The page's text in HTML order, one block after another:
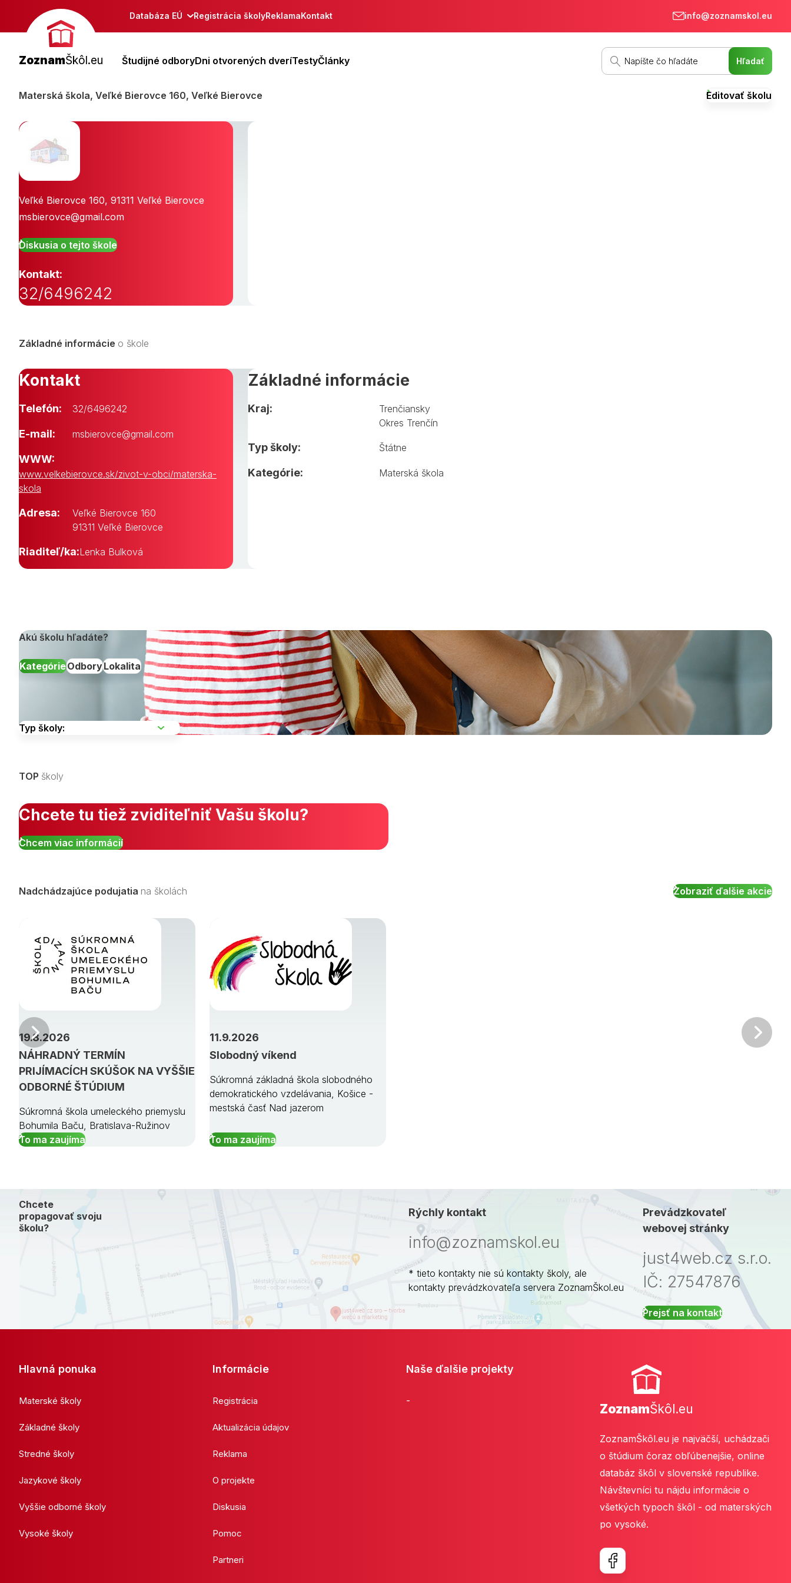
Databáza EÚ Registrácia školyReklamaKontakt info@zoznamskol.eu
ZoznamŠkôl.eu Študijné odboryDni otvorených dveríTestyČlánky
Materská škola, Veľké Bierovce 160, Veľké Bierovce Editovať školu
Veľké Bierovce 160, 91311 Veľké Bierovce
msbierovce@gmail.com
Diskusia o tejto škole
Kontakt:
32/6496242
Základné informácie o škole
Kontakt
Telefón: 32/6496242
E-mail: msbierovce@gmail.com
WWW:
www.velkebierovce.sk/zivot-v-obci/materska-
skola
Adresa:
Veľké Bierovce 160
91311 Veľké Bierovce
Riaditeľ/ka:Lenka Bulková
Základné informácie
Kraj:
Trenčiansky
Okres Trenčín
Typ školy: Štátne
Kategórie: Materská škola
Akú školu hľadáte?
KategórieOdboryLokalita
TOP školy
Chcete tu tiež zviditeľniť Vašu školu?
Chcem viac informácií
Nadchádzajúce podujatia na školách Zobraziť ďalšie akcie
NÁHRADNÝ TERMÍN
PRIJÍMACÍCH SKÚŠOK NA VYŠŠIE
ODBORNÉ ŠTÚDIUM
19.8.2026
Súkromná škola umeleckého priemyslu
Bohumila Baču, Bratislava-Ružinov
To ma zaujíma
Slobodný víkend
11.9.2026
Súkromná základná škola slobodného
demokratického vzdelávania, Košice -
mestská časť Nad jazerom
To ma zaujíma
Predchádzajúci
Chcete
propagovať svoju
školu?
Rýchly kontakt
info@zoznamskol.eu
* tieto kontakty nie sú kontakty školy, ale
kontakty prevádzkovateľa servera ZoznamŠkol.eu
Prevádzkovateľ
webovej stránky
just4web.cz s.r.o.
IČ: 27547876
Prejsť na kontakt
Hlavná ponuka
Materské školy
Základné školy
Stredné školy
Jazykové školy
Vyššie odborné školy
Vysoké školy
Informácie
Registrácia
Aktualizácia údajov
Reklama
O projekte
Diskusia
Pomoc
Partneri
Naše ďalšie projekty
-
ZoznamŠkôl.eu
ZoznamŠkôl.eu je najväčší, uchádzači
o štúdium čoraz obľúbenejšie, online
databáz škôl v slovenské republike.
Návštevníci tu nájdu informácie o
všetkých typoch škôl - od materských
po vysoké.